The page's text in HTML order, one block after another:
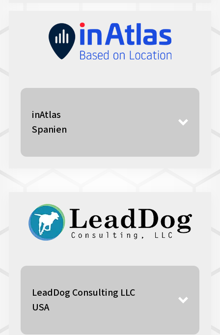
inAtlas
Spanien
LeadDog Consulting LLC
USA